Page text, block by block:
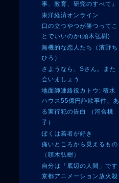
事、教育、研究のすべて』
東洋経済オンライン
口の立つやつが勝つってこ
とでいいのか(頭木弘樹)
無機的な恋人たち（濱野ち
ひろ）
さようなら、Sさん。また
会いましょう
地面師連絡役カトウ: 積水
ハウス55億円詐欺事件、あ
る実行犯の告白 （河合桃
子）
ぼくは若者が好き
痛いところから見えるもの
（頭木弘樹）
自分は「底辺の人間」です
京都アニメーション放火殺